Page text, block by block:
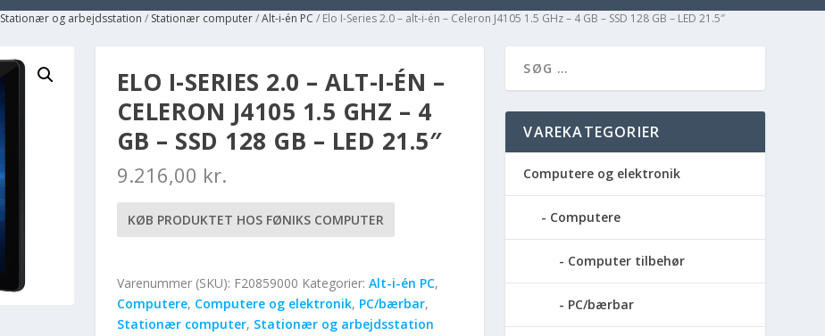
Stationær og arbejdsstation / Stationær computer/Alt-i-én PC / Elo I-Series 2.0 – alt-i-én – Celeron J4105 1.5 GHz – 4 GB – SSD 128 GB – LED 21.5″
ELO I-SERIES 2.0 – ALT-I-ÉN –
CELERON J4105 1.5 GHZ – 4
GB – SSD 128 GB – LED 21.5″
9.216,00 kr.
KØB PRODUKTET HOS FØNIKS COMPUTER
Varenummer (SKU): F20859000 Kategorier: Alt-i-én PC,
Computere, Computere og elektronik, PC/bærbar,
Stationær computer, Stationær og arbejdsstation
VAREKATEGORIER
Computere og elektronik
Computere
Computer tilbehør
PC/bærbar